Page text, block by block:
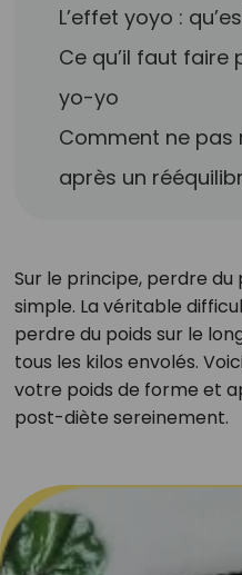
L’effet yoyo :
Ce qu’il faut faire
yo-yo
Comment ne pas
après un
Sur le principe, perdre
simple. La véritable
perdre du poids sur le
tous les kilos envolés.
votre poids de forme et
post-diète sereinement.